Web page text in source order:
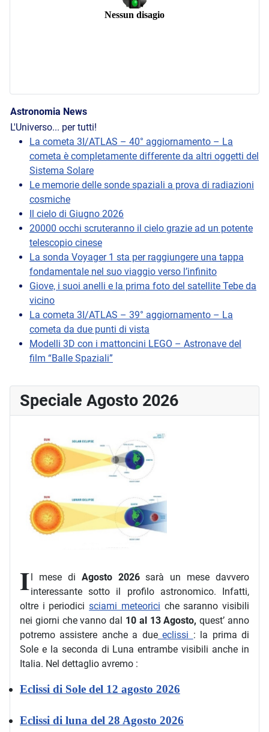
Astronomia News
L'Universo... per tutti!
La cometa 3I/ATLAS – 40° aggiornamento – La
cometa è completamente differente da altri oggetti del
Sistema Solare
Le memorie delle sonde spaziali a prova di radiazioni
cosmiche
Il cielo di Giugno 2026
20000 occhi scruteranno il cielo grazie ad un potente
telescopio cinese
La sonda Voyager 1 sta per raggiungere una tappa
fondamentale nel suo viaggio verso l’infinito
Giove, i suoi anelli e la prima foto del satellite Tebe da
vicino
La cometa 3I/ATLAS – 39° aggiornamento – La
cometa da due punti di vista
Modelli 3D con i mattoncini LEGO – Astronave del
film “Balle Spaziali”
Speciale Agosto 2026
Il mese di Agosto 2026sarà un mese davvero
interessante sotto il profilo astronomico. Infatti,
oltre i periodicisciami meteorici che saranno visibili
nei giorni che vanno dal 10 al 13 Agosto, quest’ anno
potremo assistere anche a dueeclissi : la prima di
Sole e la seconda di Luna entrambe visibili anche in
Italia. Nel dettaglio avremo :
Eclissi di Sole del 12 agosto 2026
Eclissi di luna del 28 Agosto 2026